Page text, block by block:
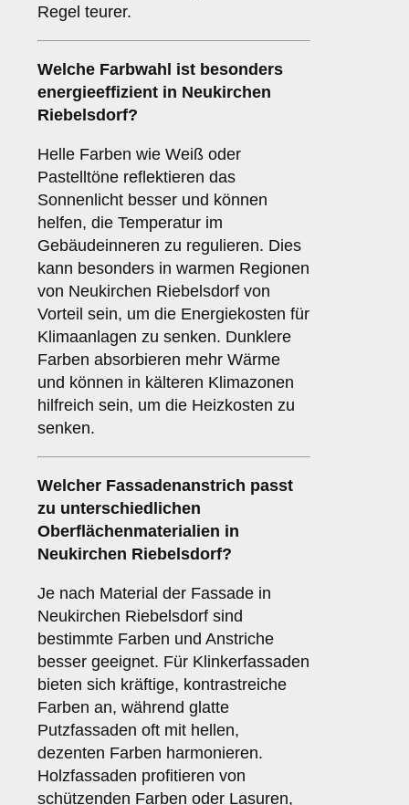
Regel teurer.
Welche Farbwahl ist besonders
energieeffizient in Neukirchen
Riebelsdorf?
Helle Farben wie Weiß oder
Pastelltöne reflektieren das
Sonnenlicht besser und können
helfen, die Temperatur im
Gebäudeinneren zu regulieren. Dies
kann besonders in warmen Regionen
von Neukirchen Riebelsdorf von
Vorteil sein, um die Energiekosten für
Klimaanlagen zu senken. Dunklere
Farben absorbieren mehr Wärme
und können in kälteren Klimazonen
hilfreich sein, um die Heizkosten zu
senken.
Welcher Fassadenanstrich passt
zu unterschiedlichen
Oberflächenmaterialien in
Neukirchen Riebelsdorf?
Je nach Material der Fassade in
Neukirchen Riebelsdorf sind
bestimmte Farben und Anstriche
besser geeignet. Für Klinkerfassaden
bieten sich kräftige, kontrastreiche
Farben an, während glatte
Putzfassaden oft mit hellen,
dezenten Farben harmonieren.
Holzfassaden profitieren von
schützenden Farben oder Lasuren,